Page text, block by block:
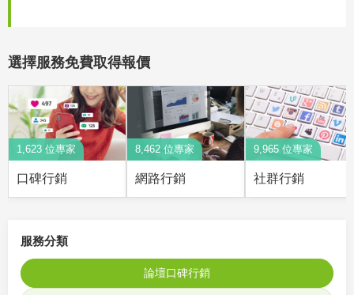
選擇服務免費取得報價
1,623 位專家
口碑行銷
8,462 位專家
網路行銷
9,965 位專家
社群行銷
服務分類
論壇口碑行銷